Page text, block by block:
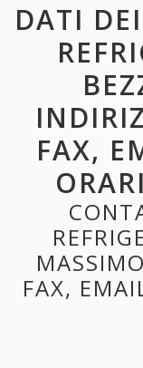
DATI
FAX,
FAX,